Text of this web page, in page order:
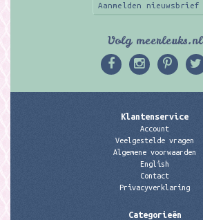
Aanmelden nieuwsbrief
Volg meerleuks.nl
Klantenservice
Account
Veelgestelde vragen
Algemene voorwaarden
English
Contact
Privacyverklaring
Categorieën